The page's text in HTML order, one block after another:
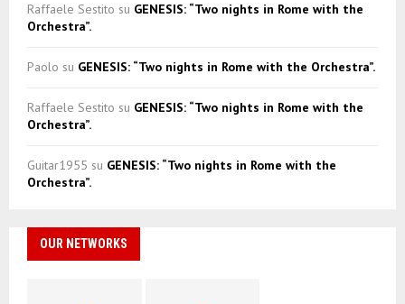
Raffaele Sestito su GENESIS: “Two nights in Rome with the
Orchestra”.
Paolo su GENESIS: “Two nights in Rome with the Orchestra”.
Raffaele Sestito su GENESIS: “Two nights in Rome with the
Orchestra”.
Guitar1955 su GENESIS: “Two nights in Rome with the
Orchestra”.
OUR NETWORKS